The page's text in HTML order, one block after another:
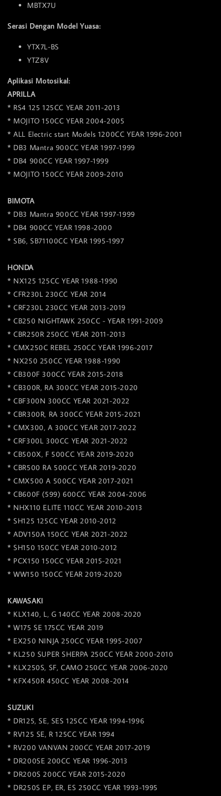
MBTX7U
Serasi Dengan Model Yuasa:
YTX7L-BS
YTZ8V
Aplikasi Motosikal:
APRILLA
* RS4 125 125CC YEAR 2011-2013
* MOJITO 150CC YEAR 2004-2005
* ALL Electric start Models 1200CC YEAR 1996-2001
* DB3 Mantra 900CC YEAR 1997-1999
* DB4 900CC YEAR 1997-1999
* MOJITO 150CC YEAR 2009-2010
BIMOTA
* DB3 Mantra 900CC YEAR 1997-1999
* DB4 900CC YEAR 1998-2000
* SB6, SB71100CC YEAR 1995-1997
HONDA
* NX125 125CC YEAR 1988-1990
* CFR230L 230CC YEAR 2014
* CRF230L 230CC YEAR 2013-2019
* CB250 NIGHTAWK 250CC - YEAR 1991-2009
* CBR250R 250CC YEAR 2011-2013
* CMX250C REBEL 250CC YEAR 1996-2017
* NX250 250CC YEAR 1988-1990
* CB300F 300CC YEAR 2015-2018
* CB300R, RA 300CC YEAR 2015-2020
* CBF300N 300CC YEAR 2021-2022
* CBR300R, RA 300CC YEAR 2015-2021
* CMX300, A 300CC YEAR 2017-2022
* CRF300L 300CC YEAR 2021-2022
* CB500X, F 500CC YEAR 2019-2020
* CBR500 RA 500CC YEAR 2019-2020
* CMX500 A 500CC YEAR 2017-2021
* CB600F (599) 600CC YEAR 2004-2006
* NHX110 ELITE 110CC YEAR 2010-2013
* SH125 125CC YEAR 2010-2012
* ADV150A 150CC YEAR 2021-2022
* SH150 150CC YEAR 2010-2012
* PCX150 150CC YEAR 2015-2021
* WW150 150CC YEAR 2019-2020
KAWASAKI
* KLX140, L, G 140CC YEAR 2008-2020
* W175 SE 175CC YEAR 2019
* EX250 NINJA 250CC YEAR 1995-2007
* KL250 SUPER SHERPA 250CC YEAR 2000-2010
* KLX250S, SF, CAMO 250CC YEAR 2006-2020
* KFX450R 450CC YEAR 2008-2014
SUZUKI
* DR125, SE, SES 125CC YEAR 1994-1996
* RV125 SE, R 125CC YEAR 1994
* RV200 VANVAN 200CC YEAR 2017-2019
* DR200SE 200CC YEAR 1996-2013
* DR200S 200CC YEAR 2015-2020
* DR250S EP, ER, ES 250CC YEAR 1993-1995